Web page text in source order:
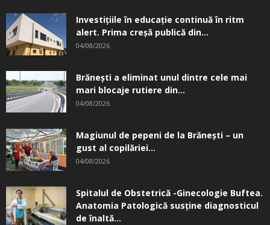
Investițiile în educație continuă în ritm
alert. Prima creşă publică din...
04/08/2026
Brănești a eliminat unul dintre cele mai
mari blocaje rutiere din...
04/08/2026
Magiunul de pepeni de la Brăneşti – un
gust al copilăriei...
04/08/2026
Spitalul de Obstetrică -Ginecologie Buftea.
Anatomia Patologică susţine diagnosticul
de înaltă...